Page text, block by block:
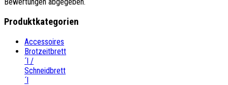
Produktkategorien
Accessoires
Brotzeitbrett
´l /
Schneidbrett
´l